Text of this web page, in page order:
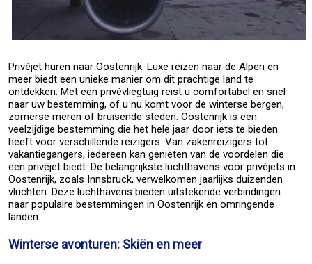
Privéjet huren naar Oostenrijk: Luxe reizen naar de Alpen en
meer biedt een unieke manier om dit prachtige land te
ontdekken. Met een privévliegtuig reist u comfortabel en snel
naar uw bestemming, of u nu komt voor de winterse bergen,
zomerse meren of bruisende steden. Oostenrijk is een
veelzijdige bestemming die het hele jaar door iets te bieden
heeft voor verschillende reizigers. Van zakenreizigers tot
vakantiegangers, iedereen kan genieten van de voordelen die
een privéjet biedt. De belangrijkste luchthavens voor privéjets in
Oostenrijk, zoals Innsbruck, verwelkomen jaarlijks duizenden
vluchten. Deze luchthavens bieden uitstekende verbindingen
naar populaire bestemmingen in Oostenrijk en omringende
landen.
Winterse avonturen: Skiën en meer